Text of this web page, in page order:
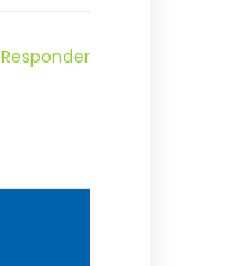
Responder